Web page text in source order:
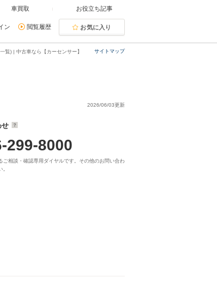
車買取 お役立ち記事
ン 閲覧履歴 お気に入り
サイトマップ
覧) | 中古車なら【カーセンサー】
2026/06/03更新
せ
299-8000
ご相談・確認専用ダイヤルです。その他のお問い合わ